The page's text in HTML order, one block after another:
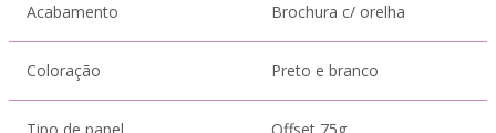
Acabamento Brochura c/ orelha
Coloração Preto e branco